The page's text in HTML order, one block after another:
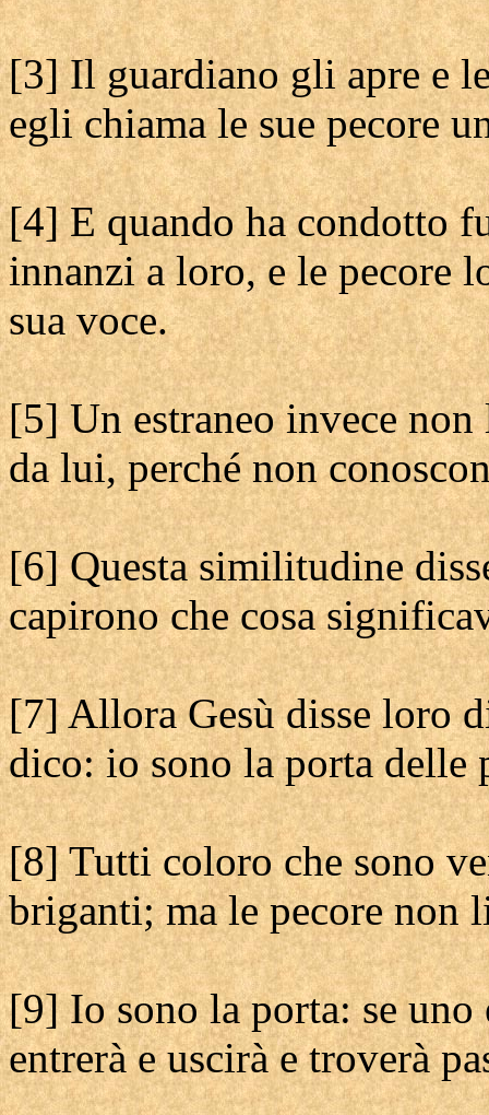
[3] Il guardiano gli apre e
egli chiama le sue pecore
[4] E quando ha condotto
innanzi a loro, e le pecore
sua voce.
[5] Un estraneo invece
da lui, perché non
[6] Questa similitudine
capirono che cosa
[7] Allora Gesù disse loro
dico: io sono la porta delle
[8] Tutti coloro che sono
briganti; ma le pecore non
[9] Io sono la porta: se uno
entrerà e uscirà e troverà